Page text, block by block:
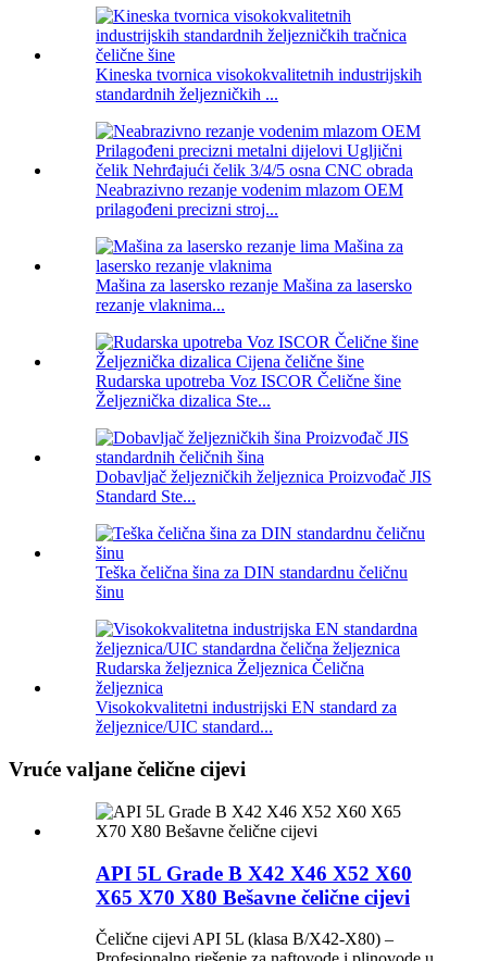
Kineska tvornica visokokvalitetnih industrijskih
standardnih željezničkih ...
Neabrazivno rezanje vodenim mlazom OEM
prilagođeni precizni stroj...
Mašina za lasersko rezanje Mašina za lasersko
rezanje vlaknima...
Rudarska upotreba Voz ISCOR Čelične šine
Željeznička dizalica Ste...
Dobavljač željezničkih željeznica Proizvođač JIS
Standard Ste...
Teška čelična šina za DIN standardnu ​​čeličnu
šinu
Visokokvalitetni industrijski EN standard za
željeznice/UIC standard...
Vruće valjane čelične cijevi
API 5L Grade B X42 X46 X52 X60
X65 X70 X80 Bešavne čelične cijevi
Čelične cijevi API 5L (klasa B/X42-X80) –